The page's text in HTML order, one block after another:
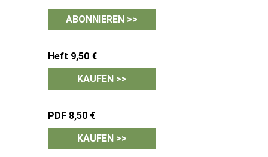
ABONNIEREN >>
Heft 9,50 €
KAUFEN >>
PDF 8,50 €
KAUFEN >>